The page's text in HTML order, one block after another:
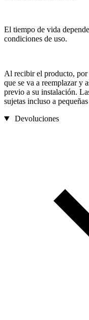
El tiempo de vida
condiciones de uso.
Al recibir el producto, por
que se va a reemplazar y
previo a su instalación.
sujetas incluso a
Devoluciones